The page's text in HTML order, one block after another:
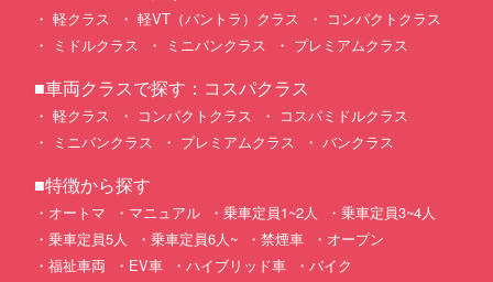
軽クラス 軽VT（バントラ）クラス
コンパクトクラス
ミドルクラス
ミニバンクラス プレミアムクラス
■車両クラスで探す：コスパクラス
軽クラス コンパクトクラス
コスパミドルクラス
ミニバンクラス
プレミアムクラス バンクラス
■特徴から探す
オートマ マニュアル 乗車定員1~2人
乗車定員3~4人
乗車定員5人
乗車定員6人~ 禁煙車
オープン
福祉車両
EV車 ハイブリッド車
バイク